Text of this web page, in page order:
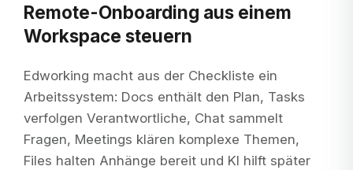
Remote-Onboarding aus einem
Workspace steuern
Edworking macht aus der Checkliste ein
Arbeitssystem: Docs enthält den Plan, Tasks
verfolgen Verantwortliche, Chat sammelt
Fragen, Meetings klären komplexe Themen,
Files halten Anhänge bereit und KI hilft später